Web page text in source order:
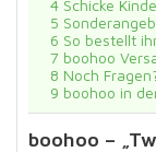
4 Schicke
5
6 So bestellt
7 boohoo
8 Noch
9 boohoo in
boohoo –